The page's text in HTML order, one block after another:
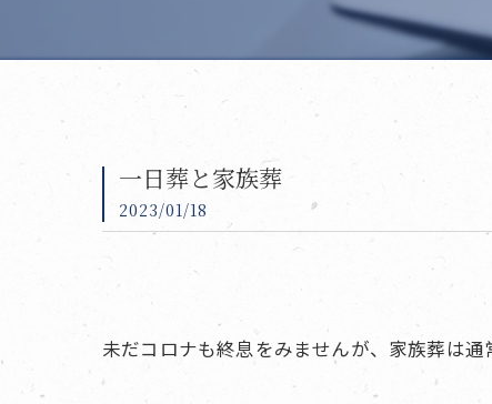
一日葬と家族葬
2023/01/18
未だコロナも終息をみませんが、家族葬は通